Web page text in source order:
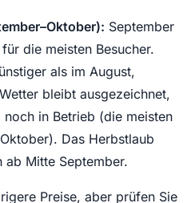
September
die meisten Besucher.
als im August,
bleibt ausgezeichnet,
in Betrieb (die meisten
Das Herbstlaub
ab Mitte September.
Preise, aber prüfen Sie